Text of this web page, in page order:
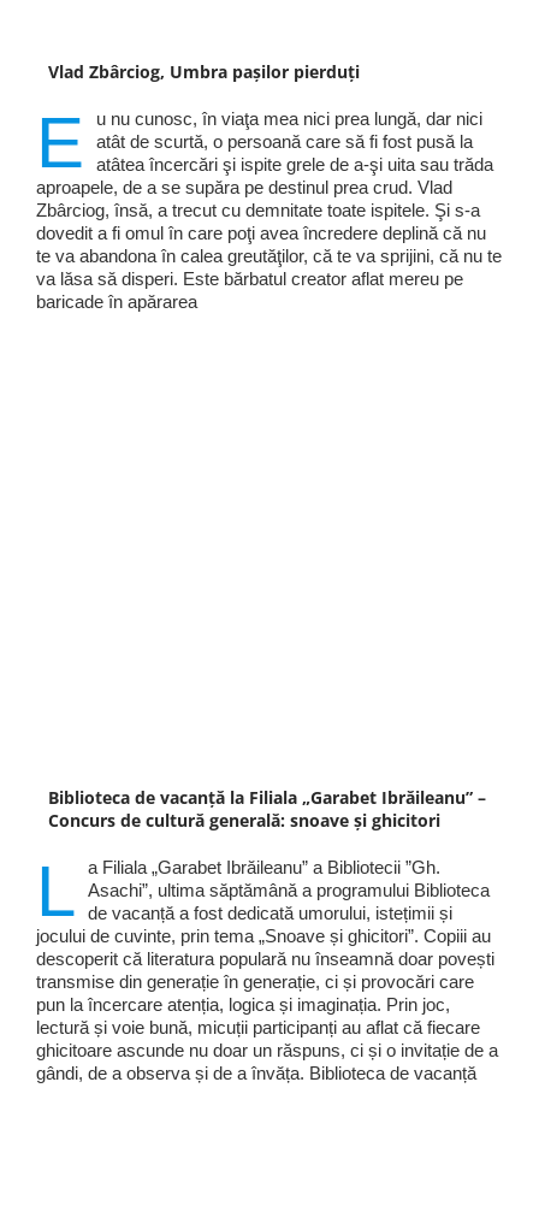
Vlad Zbârciog, Umbra pașilor pierduți
E
u nu cunosc, în viaţa mea nici prea lungă, dar nici
atât de scurtă, o persoană care să fi fost pusă la
atâtea încercări şi ispite grele de a-şi uita sau trăda
aproapele, de a se supăra pe destinul prea crud. Vlad
Zbârciog, însă, a trecut cu demnitate toate ispitele. Şi s-a
dovedit a fi omul în care poţi avea încredere deplină că nu
te va abandona în calea greutăţilor, că te va sprijini, că nu te
va lăsa să disperi. Este bărbatul creator aflat mereu pe
baricade în apărarea
Biblioteca de vacanță la Filiala „Garabet Ibrăileanu” –
Concurs de cultură generală: snoave și ghicitori
L
a Filiala „Garabet Ibrăileanu” a Bibliotecii ”Gh.
Asachi”, ultima săptămână a programului Biblioteca
de vacanță a fost dedicată umorului, istețimii și
jocului de cuvinte, prin tema „Snoave și ghicitori”. Copiii au
descoperit că literatura populară nu înseamnă doar povești
transmise din generație în generație, ci și provocări care
pun la încercare atenția, logica și imaginația. Prin joc,
lectură și voie bună, micuții participanți au aflat că fiecare
ghicitoare ascunde nu doar un răspuns, ci și o invitație de a
gândi, de a observa și de a învăța. Biblioteca de vacanță